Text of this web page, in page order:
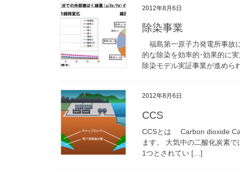
2012年8月6日
除染事業
福島第一原子力発電所事故
的な除染を効率的･効果的に
除染モデル実証事業が進め
2012年8月6日
CCS
CCSとは Carbon dioxide
ます。 大気中の二酸化炭素
1つとされてい […]